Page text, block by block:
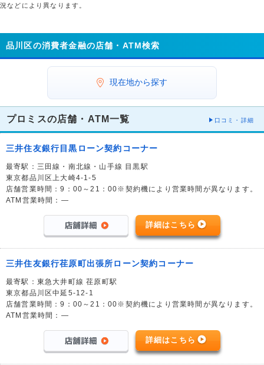
況などにより異なります。
品川区の消費者金融の店舗・ATM検索
現在地から探す
プロミスの店舗・ATM一覧 口コミ・詳細
三井住友銀行目黒ローン契約コーナー
最寄駅：三田線・南北線・山手線 目黒駅
東京都品川区上大崎4-1-5
店舗営業時間：9：00～21：00※契約機により営業時間が異なります。
ATM営業時間：―
詳細はこちら
三井住友銀行荏原町出張所ローン契約コーナー
最寄駅：東急大井町線 荏原町駅
東京都品川区中延5-12-1
店舗営業時間：9：00～21：00※契約機により営業時間が異なります。
ATM営業時間：―
詳細はこちら